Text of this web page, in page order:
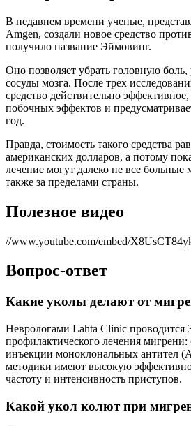
В недавнем времени ученые,
Amgen, создали новое средство
получило название Эймовинг.
Оно позволяет убрать головную
сосуды мозга. После трех
средство действительно
побочных эффектов и
год.
Правда, стоимость такого средства
американских долларов, а потому
лечение могут далеко не все
также за пределами страны.
Полезное видео
//www.youtube.com/embed/
Вопрос-ответ
Какие уколы делают от
Неврологами Lahta Clinic проводится
профилактического лечения мигрени:
инъекции моноклональных антител
методики имеют высокую
частоту и интенсивность приступов.
Какой укол колют при